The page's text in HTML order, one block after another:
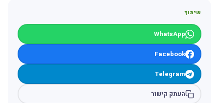
שיתוף
WhatsApp
Facebook
Telegram
העתק קישור